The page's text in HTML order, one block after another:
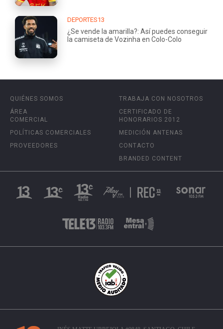
DEPORTES13
¿Se vende la amarilla?: Así puedes conseguir
la camiseta de Vozinha en Colo-Colo
QUIÉNES SOMOS
ÁREA
COMERCIAL
POLÍTICAS COMERCIALES
PROVEEDORES
TRABAJA CON NOSOTROS
CERTIFICADO DE
HONORARIOS 2012
MEDICIÓN ANTENAS
CONTACTO
BRANDED CONTENT